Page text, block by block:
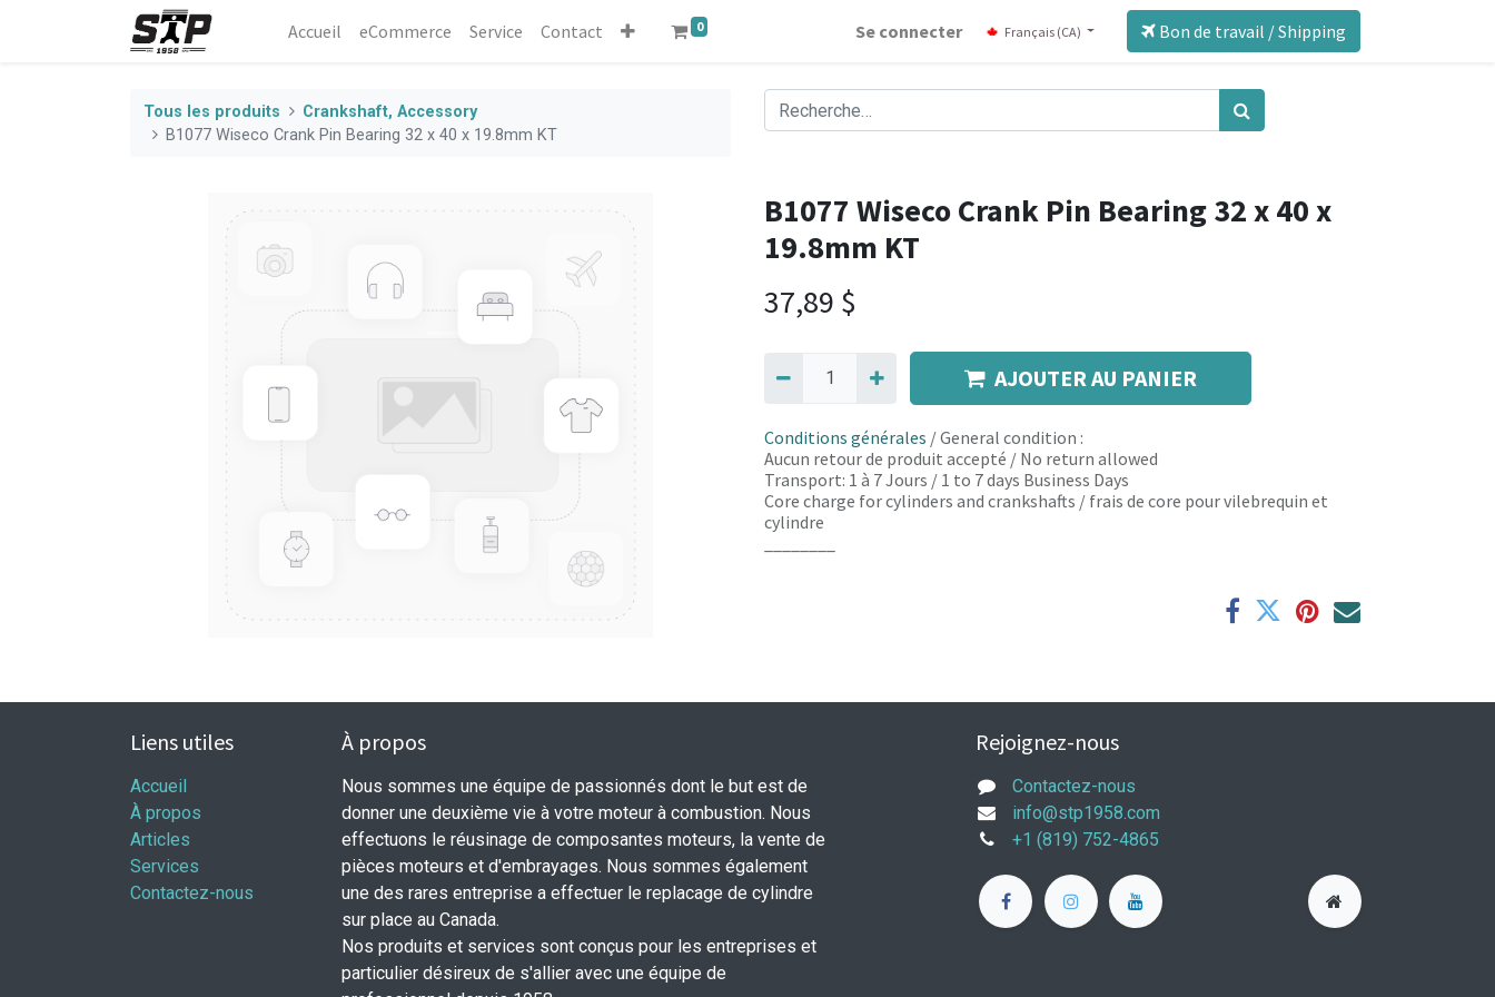
Accueil eCommerce​ Service Contact 0 Se connecter Français (CA) Bon de travail / Shipping
Tous les produits
Crankshaft, Accessory
B1077 Wiseco Crank Pin Bearing 32 x 40 x 19.8mm KT
B1077 Wiseco Crank Pin Bearing 32 x 40 x
19.8mm KT
37,89 $
AJOUTER AU PANIER
Conditions générales / General condition :
Aucun retour de produit accepté / No return allowed
Transport: 1 à 7 Jours / 1 to 7 days Business Days
Core charge for cylinders and crankshafts / frais de core pour vilebrequin et
cylindre
Liens utiles
Accueil
À propos
Articles
Services
Contactez-nous
À propos
Nous sommes une équipe de passionnés dont le but est de
donner une deuxième vie à votre moteur à combustion. Nous
effectuons le réusinage de composantes moteurs, la vente de
pièces moteurs et d'embrayages. Nous sommes également
une des rares entreprise a effectuer le replacage de cylindre
sur place au Canada.
Nos produits et services sont conçus pour les entreprises et
particulier désireux de s'allier avec une équipe de
Rejoignez-nous
Contactez-nous
info@stp1958.com
+1 (819) 752-4865